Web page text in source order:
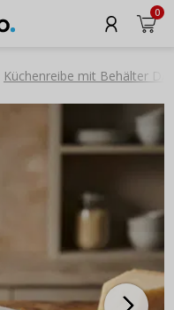
0
Küchenreibe mit Behälter